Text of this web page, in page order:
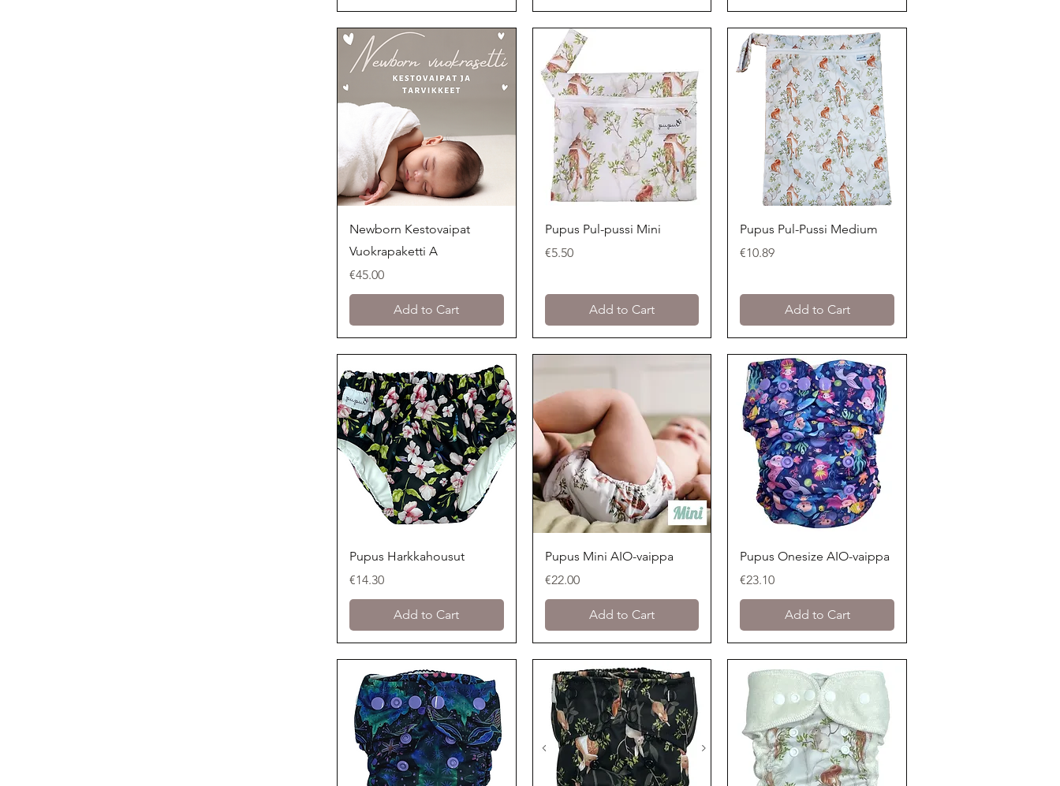
Quick View
Newborn Kestovaipat
Vuokrapaketti A
Price
€45.00
Add to Cart
Quick View
Pupus Pul-pussi Mini
Price
€5.50
Add to Cart
Quick View
Pupus Pul-Pussi Medium
Price
€10.89
Add to Cart
Quick View
Pupus Harkkahousut
Price
€14.30
Add to Cart
Quick View
Pupus Mini AIO-vaippa
Price
€22.00
Add to Cart
Quick View
Pupus Onesize AIO-vaippa
Price
€23.10
Add to Cart